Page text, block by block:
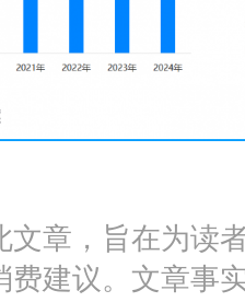
文章，旨在为读
费建议。文章事